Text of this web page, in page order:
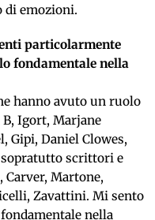
di emozioni.
particolarmente
fondamentale nella
hanno avuto un ruolo
Igort, Marjane
Gipi, Daniel Clowes,
sopratutto scrittori e
Martone,
Zavattini. Mi sento
nella